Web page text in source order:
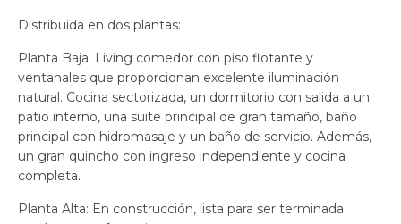
Distribuida en dos plantas:
Planta Baja: Living comedor con piso flotante y
ventanales que proporcionan excelente iluminación
natural. Cocina sectorizada, un dormitorio con salida a un
patio interno, una suite principal de gran tamaño, baño
principal con hidromasaje y un baño de servicio. Además,
un gran quincho con ingreso independiente y cocina
completa.
Planta Alta: En construcción, lista para ser terminada